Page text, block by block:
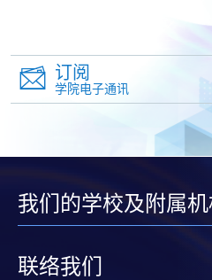
亲临学院各报名中心递交
证明文件；
或可将上述文件一并寄交
「报读课程」，惟学院对
3. VISA / Mastercard
Mastercard（包括「香港大学
订阅
学院电子通讯
我们的学校及附属
联络我们